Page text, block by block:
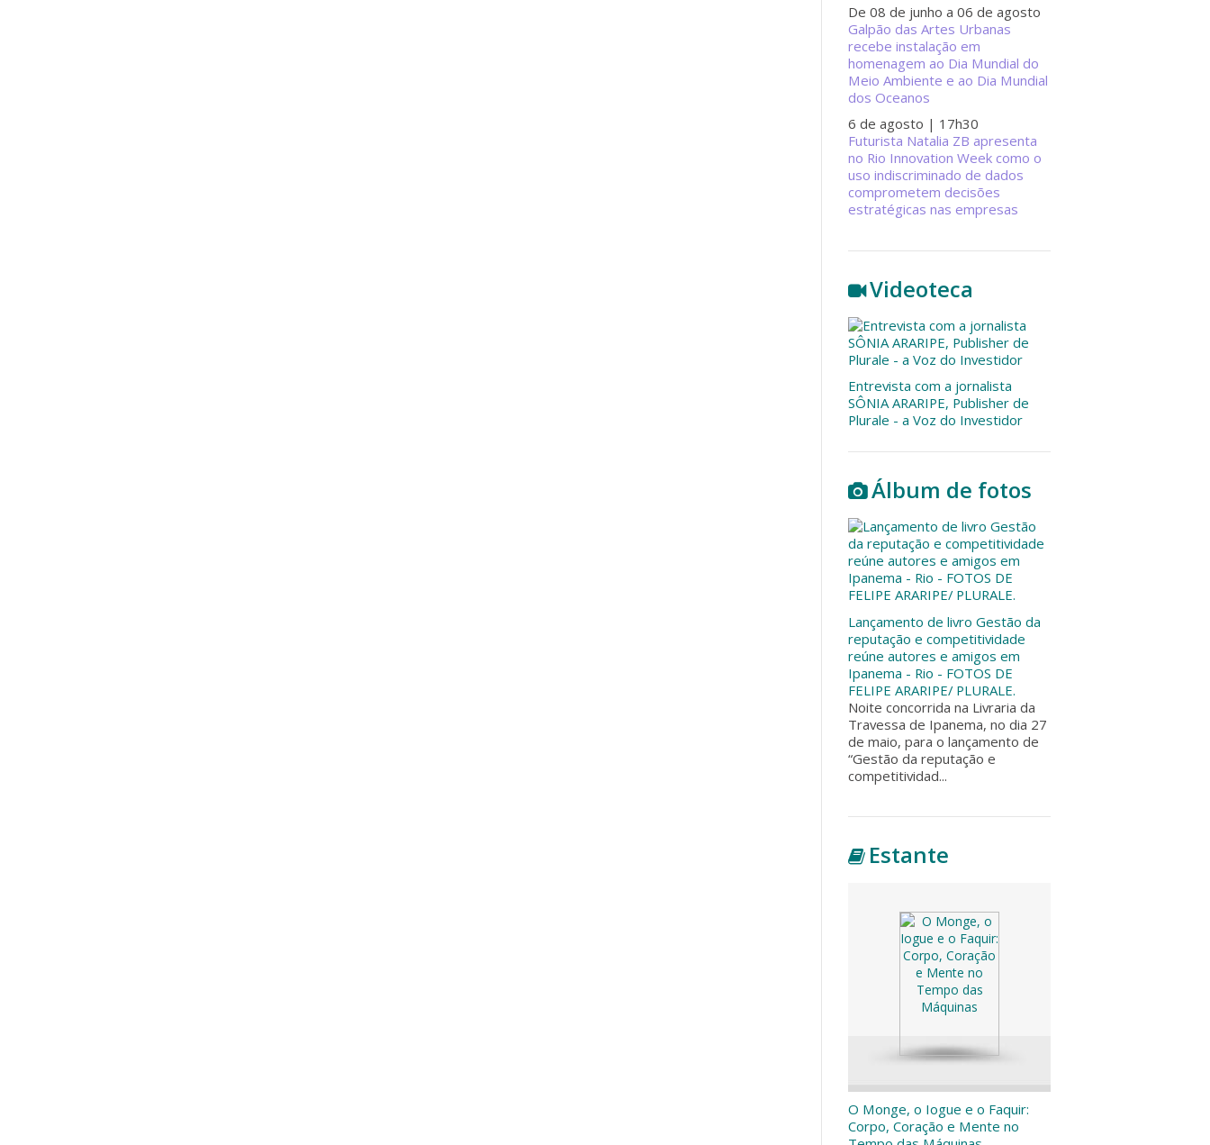
De 08 de junho a 06 de agosto
Galpão das Artes Urbanas
recebe instalação em
homenagem ao Dia Mundial do
Meio Ambiente e ao Dia Mundial
dos Oceanos
6 de agosto | 17h30
Futurista Natalia ZB apresenta
no Rio Innovation Week como o
uso indiscriminado de dados
comprometem decisões
estratégicas nas empresas
Videoteca
Entrevista com a jornalista
SÔNIA ARARIPE, Publisher de
Plurale - a Voz do Investidor
Álbum de fotos
Lançamento de livro Gestão da
reputação e competitividade
reúne autores e amigos em
Ipanema - Rio - FOTOS DE
FELIPE ARARIPE/ PLURALE.
Noite concorrida na Livraria da
Travessa de Ipanema, no dia 27
de maio, para o lançamento de
“Gestão da reputação e
competitividad...
Estante
O Monge, o Iogue e o Faquir:
Corpo, Coração e Mente no